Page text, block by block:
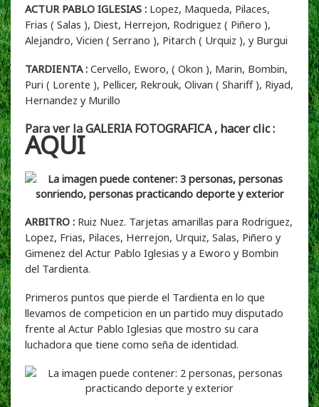
ACTUR PABLO IGLESIAS : Lopez, Maqueda, Pilaces,
Frias ( Salas ), Diest, Herrejon, Rodriguez ( Piñero ),
Alejandro, Vicien ( Serrano ), Pitarch ( Urquiz ), y Burgui
TARDIENTA : Cervello, Eworo, ( Okon ), Marin, Bombin,
Puri ( Lorente ), Pellicer, Rekrouk, Olivan ( Shariff ), Riyad,
Hernandez y Murillo
Para ver la GALERIA FOTOGRAFICA , hacer clic :
AQUI
ARBITRO : Ruiz Nuez. Tarjetas amarillas para Rodriguez,
Lopez, Frias, Pilaces, Herrejon, Urquiz, Salas, Piñero y
Gimenez del Actur Pablo Iglesias y a Eworo y Bombin
del Tardienta.
Primeros puntos que pierde el Tardienta en lo que
llevamos de competicion en un partido muy disputado
frente al Actur Pablo Iglesias que mostro su cara
luchadora que tiene como seña de identidad.